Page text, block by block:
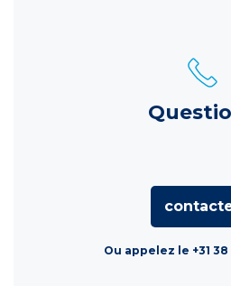
Ou appelez le +31 38